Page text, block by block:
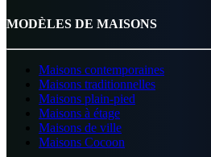
MODÈLES DE MAISONS
Maisons contemporaines
Maisons traditionnelles
Maisons plain-pied
Maisons à étage
Maisons de ville
Maisons Cocoon